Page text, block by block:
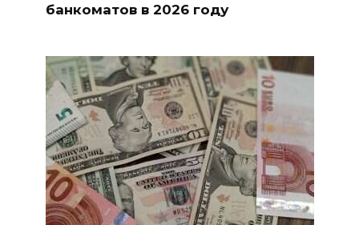
банкоматов в 2026 году